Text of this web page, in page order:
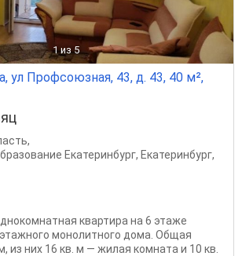
1 из 5
ул Профсоюзная, 43, д. 43, 40 м²,
,
Екатеринбург, Екатеринбург,
квартира на 6 этаже
монолитного дома. Общая
из них 16 кв. м — жилая комната и 10 кв.